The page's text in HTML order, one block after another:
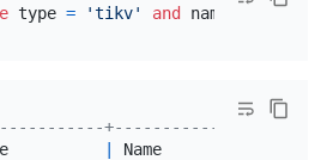
type = 'tikv' and name like
|